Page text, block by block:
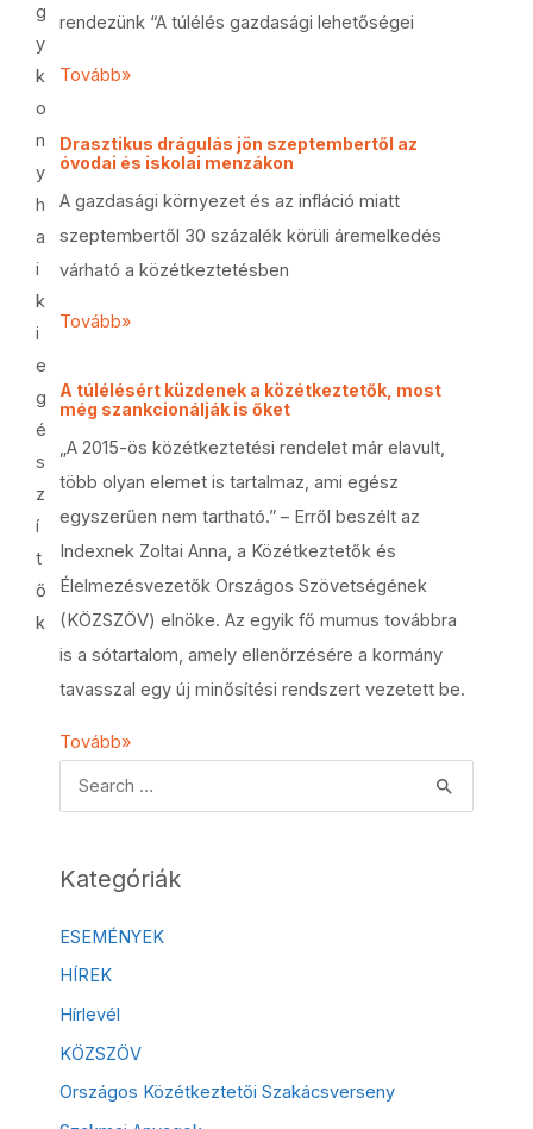
g
y
k
o
n
y
h
a
i
k
i
e
g
é
s
z
í
t
ő
k
rendezünk “A túlélés gazdasági lehetőségei
Tovább»
Drasztikus drágulás jön szeptembertől az
óvodai és iskolai menzákon
A gazdasági környezet és az infláció miatt
szeptembertől 30 százalék körüli áremelkedés
várható a közétkeztetésben
Tovább»
A túlélésért küzdenek a közétkeztetők, most
még szankcionálják is őket
„A 2015-ös közétkeztetési rendelet már elavult,
több olyan elemet is tartalmaz, ami egész
egyszerűen nem tartható.” – Erről beszélt az
Indexnek Zoltai Anna, a Közétkeztetők és
Élelmezésvezetők Országos Szövetségének
(KÖZSZÖV) elnöke. Az egyik fő mumus továbbra
is a sótartalom, amely ellenőrzésére a kormány
tavasszal egy új minősítési rendszert vezetett be.
Tovább»
Kategóriák
ESEMÉNYEK
HÍREK
Hírlevél
KÖZSZÖV
Országos Közétkeztetői Szakácsverseny